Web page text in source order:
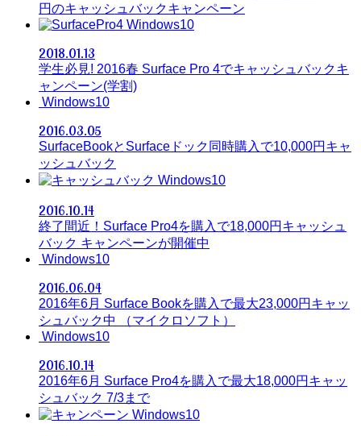
円のキャッシュバックキャンペーン
Windows10
2018.01.13
学生必見! 2016春 Surface Pro 4でキャッシュバックキ
ャンペーン(学割)
Windows10
2016.03.05
SurfaceBookとSurfaceドック同時購入で10,000円キャ
ッシュバック
Windows10
2016.10.14
終了間近！Surface Pro4を購入で18,000円キャッシュ
バック キャンペーンが開催中
Windows10
2016.06.04
2016年6月 Surface Bookを購入で最大23,000円キャッ
シュバック中 （マイクロソフト）
Windows10
2016.10.14
2016年6月 Surface Pro4を購入で最大18,000円キャッ
シュバック 7/3まで
Windows10